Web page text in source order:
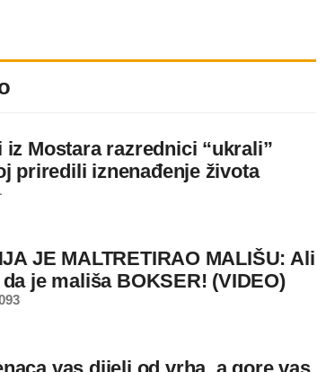
iz Mostara razrednici “ukrali”
priredili iznenađenje života
JE MALTRETIRAO MALIŠU: Ali
je mališa BOKSER! (VIDEO)